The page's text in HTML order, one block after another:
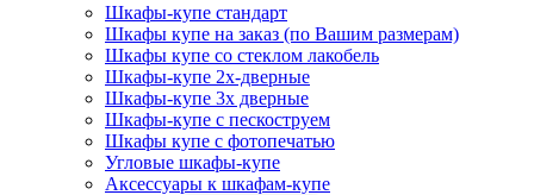
Шкафы-купе стандарт
Шкафы купе на заказ (по Вашим размерам)
Шкафы купе со стеклом лакобель
Шкафы-купе 2х-дверные
Шкафы-купе 3х дверные
Шкафы-купе с пескоструем
Шкафы купе с фотопечатью
Угловые шкафы-купе
Аксессуары к шкафам-купе